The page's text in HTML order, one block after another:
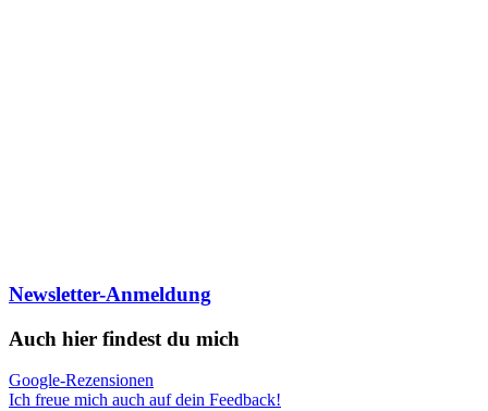
Newsletter-Anmeldung
Auch hier findest du mich
Google-Rezensionen
Ich freue mich auch auf dein Feedback!